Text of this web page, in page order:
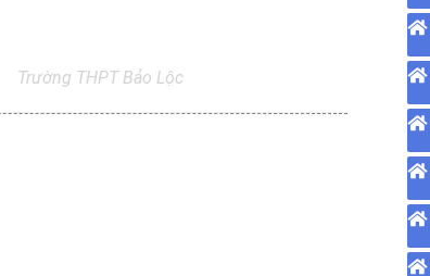
Trường THPT Bảo Lộc